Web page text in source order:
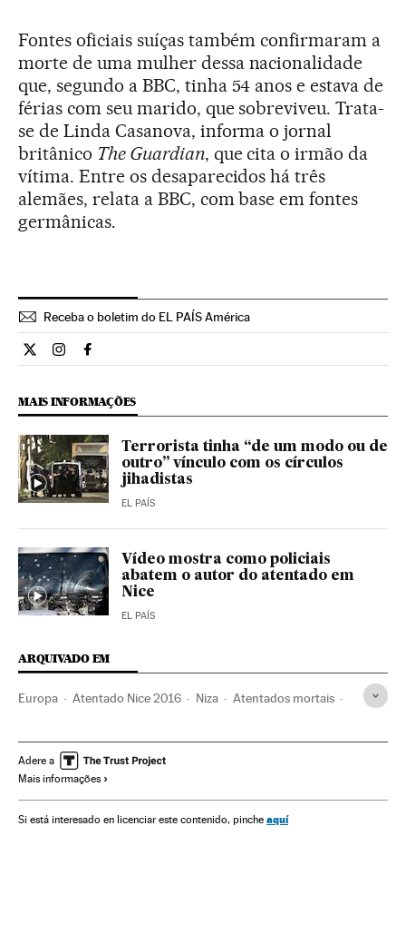
Fontes oficiais suíças também confirmaram a
morte de uma mulher dessa nacionalidade
que, segundo a BBC, tinha 54 anos e estava de
férias com seu marido, que sobreviveu. Trata-
se de Linda Casanova, informa o jornal
britânico The Guardian, que cita o irmão da
vítima. Entre os desaparecidos há três
alemães, relata a BBC, com base em fontes
germânicas.
Receba o boletim do EL PAÍS América
Internacional El País Brasil en Twitter
Internacional El País Brasil en Instagram
Internacional El País Brasil en Facebook
MAIS INFORMAÇÕES
Terrorista tinha “de um modo ou de
outro” vínculo com os círculos
jihadistas
EL PAÍS
Vídeo mostra como policiais
abatem o autor do atentado em
Nice
EL PAÍS
ARQUIVADO EM
Europa Atentado Nice 2016 Niza Atentados mortais
Europa Ocidental Acontecimentos
Adere a
Mais informações
Si está interesado en licenciar este contenido, pinche aquí